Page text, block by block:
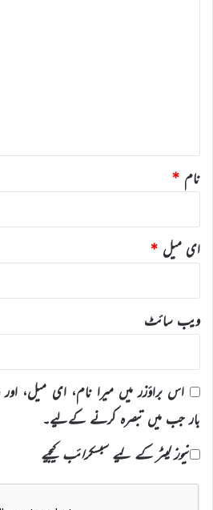
نام *
ای میل *
ویب‌ سائٹ
اس براؤزر میں میرا نام، ای میل،
بار جب میں تبصرہ کرنے کےلیے۔
نیوز لیٹر کے لیے سبسکرائب کیجیے